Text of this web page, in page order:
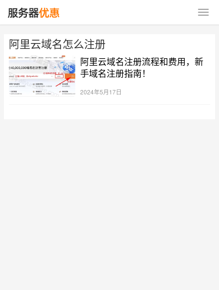
阿里云域名怎么注册
阿里云域名注册流程和费用，新
手域名注册指南！
2024年5月17日